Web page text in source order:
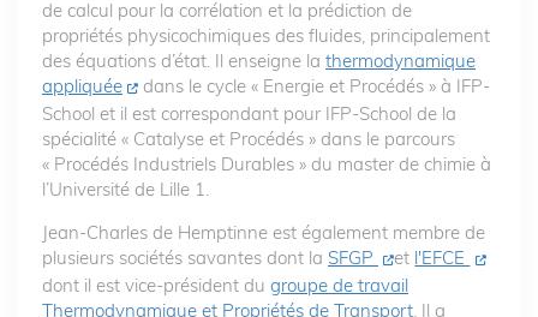
de calcul pour la corrélation et la prédiction de
propriétés physicochimiques des fluides, principalement
des équations d’état. Il enseigne la thermodynamique
appliquée
dans le cycle « Energie et Procédés » à IFP-
School et il est correspondant pour IFP-School de la
spécialité « Catalyse et Procédés » dans le parcours
« Procédés Industriels Durables » du master de chimie à
l’Université de Lille 1.
Jean-Charles de Hemptinne est également membre de
plusieurs sociétés savantes dont la SFGP et l'EFCE
dont il est vice-président du groupe de travail
Thermodynamique et Propriétés de Transport . Il a